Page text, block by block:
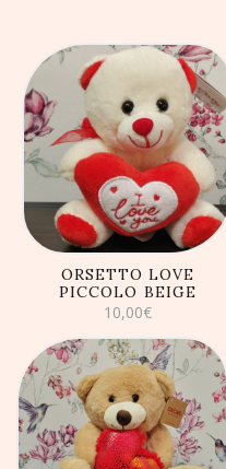
AGGIUNGI AL
CARRELLO
ORSETTO LOVE
PICCOLO BEIGE
10,00€
AGGIUNGI AL
CARRELLO